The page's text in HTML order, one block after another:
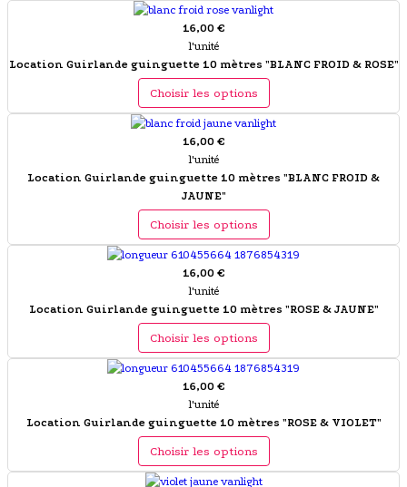
16,00 €
l'unité
Location Guirlande guinguette 10 mètres "BLANC FROID & ROSE"
Choisir les options
16,00 €
l'unité
Location Guirlande guinguette 10 mètres "BLANC FROID &
JAUNE"
Choisir les options
16,00 €
l'unité
Location Guirlande guinguette 10 mètres "ROSE & JAUNE"
Choisir les options
16,00 €
l'unité
Location Guirlande guinguette 10 mètres "ROSE & VIOLET"
Choisir les options